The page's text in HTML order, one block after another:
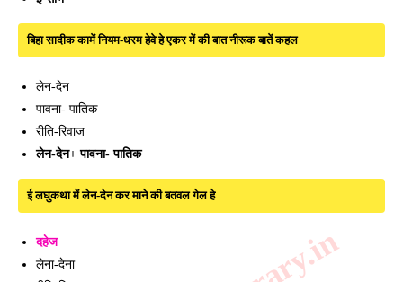
बिहा सादीक कामें नियम-धरम हेवे हे एकर में की बात नीरूक बातें कहल
लेन-देन
पावना- पातिक
रीति-रिवाज
लेन-देन+ पावना- पातिक
ई लघुकथा में लेन-देन कर माने की बतवल गेल हे
दहेज
लेना-देना